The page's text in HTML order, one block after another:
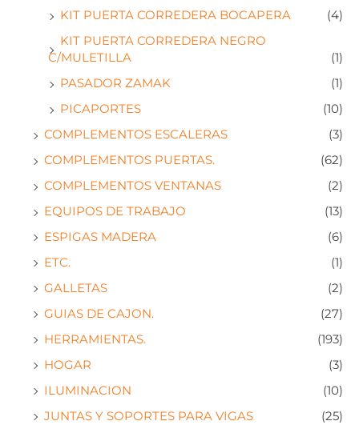
KIT PUERTA CORREDERA BOCAPERA
(4)
KIT PUERTA CORREDERA NEGRO
C/MULETILLA
(1)
PASADOR ZAMAK
(1)
PICAPORTES
(10)
COMPLEMENTOS ESCALERAS
(3)
COMPLEMENTOS PUERTAS.
(62)
COMPLEMENTOS VENTANAS
(2)
EQUIPOS DE TRABAJO
(13)
ESPIGAS MADERA
(6)
ETC.
(1)
GALLETAS
(2)
GUIAS DE CAJON.
(27)
HERRAMIENTAS.
(193)
HOGAR
(3)
ILUMINACION
(10)
JUNTAS Y SOPORTES PARA VIGAS
(25)